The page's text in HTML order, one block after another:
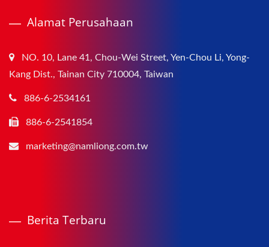
Alamat Perusahaan
NO. 10, Lane 41, Chou-Wei Street, Yen-Chou Li, Yong-
Kang Dist., Tainan City 710004, Taiwan
886-6-2534161
886-6-2541854
marketing@namliong.com.tw
Berita Terbaru